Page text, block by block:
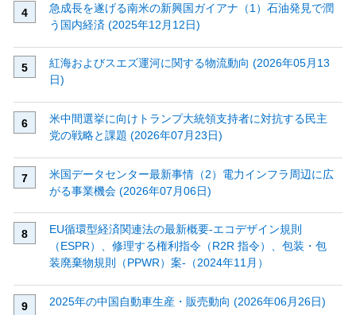
急成長を遂げる南米の新興国ガイアナ（1）石油発見で潤
う国内経済 (2025年12月12日)
紅海およびスエズ運河に関する物流動向 (2026年05月13
日)
米中間選挙に向けトランプ大統領支持者に対抗する民主
党の戦略と課題 (2026年07月23日)
米国データセンター最新事情（2）電力インフラ周辺に広
がる事業機会 (2026年07月06日)
EU循環型経済関連法の最新概要‐エコデザイン規則
（ESPR）、修理する権利指令（R2R 指令）、包装・包
装廃棄物規則（PPWR）案‐（2024年11月）
2025年の中国自動車生産・販売動向 (2026年06月26日)